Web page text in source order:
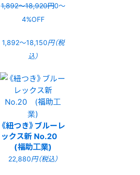
1,892〜18,920円0〜
4%OFF
1,892〜18,150円（税
込）
《紐つき》ブルーレ
ックス新 No.20
(福助工業)
22,880円（税込）